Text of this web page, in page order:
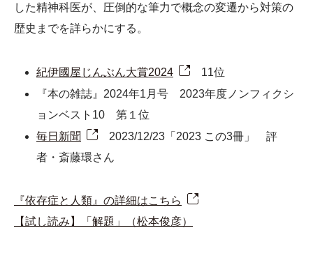
した精神科医が、圧倒的な筆力で概念の変遷から対策の
歴史までを詳らかにする。
紀伊國屋じんぶん大賞2024
11位
『本の雑誌』2024年1月号 2023年度ノンフィクシ
ョンベスト10 第１位
毎日新聞
2023/12/23「2023 この3冊」 評
者・斎藤環さん
『依存症と人類』の詳細はこちら
【試し読み】「解題」（松本俊彦）